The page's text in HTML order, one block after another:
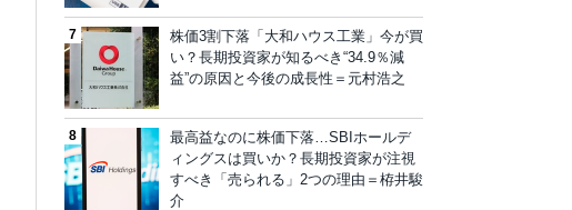
株価3割下落「大和ハウス工業」今が買
い？長期投資家が知るべき“34.9％減
益”の原因と今後の成長性＝元村浩之
最高益なのに株価下落…SBIホールデ
ィングスは買いか？長期投資家が注視
すべき「売られる」2つの理由＝栫井駿
介